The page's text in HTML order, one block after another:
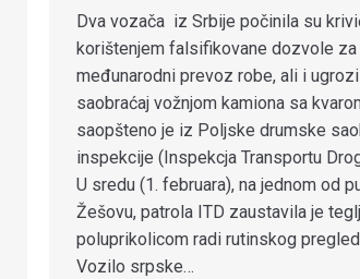
Dva vozača iz Srbije počinila su
korištenjem falsifikovane dozvole za
međunarodni prevoz robe, ali i
saobraćaj vožnjom kamiona sa
saopšteno je iz Poljske drumske
inspekcije (Inspekcja Transportu
U sredu (1. februara), na jednom od
Žešovu, patrola ITD zaustavila je
poluprikolicom radi rutinskog
Vozilo srpske…